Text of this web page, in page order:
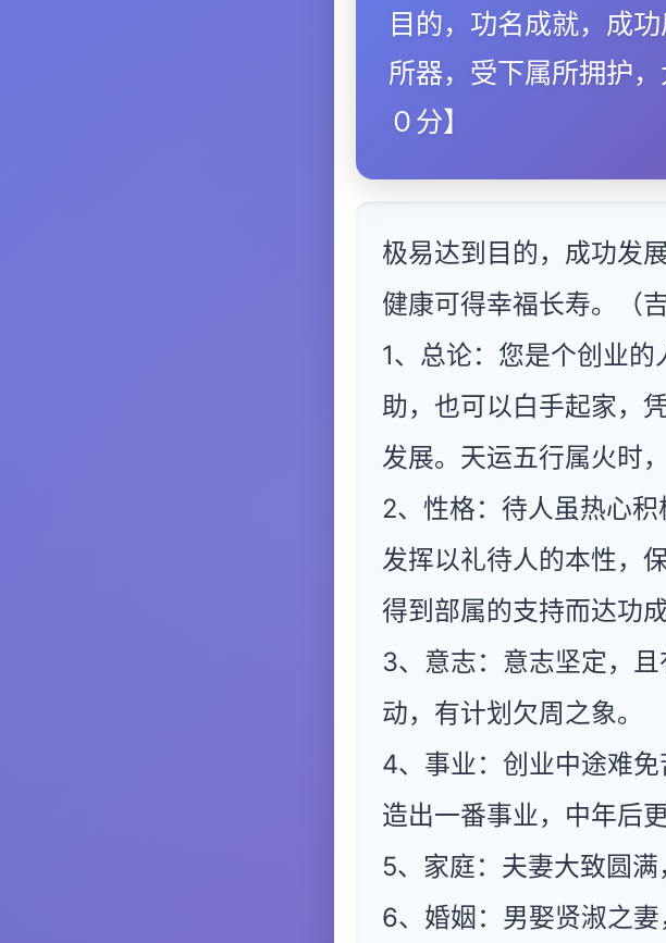
目的，功名成就，成
所器，受下属所拥护
０分】
极易达到目的，成功发
健康可得幸福长寿。（吉
1、总论：您是个创业
助，也可以白手起家，
发展。天运五行属火时
2、性格：待人虽热心
发挥以礼待人的本性，
得到部属的支持而达功成
3、意志：意志坚定，
动，有计划欠周之象。
4、事业：创业中途难
造出一番事业，中年后更
5、家庭：夫妻大致圆满
6、婚姻：男娶贤淑之